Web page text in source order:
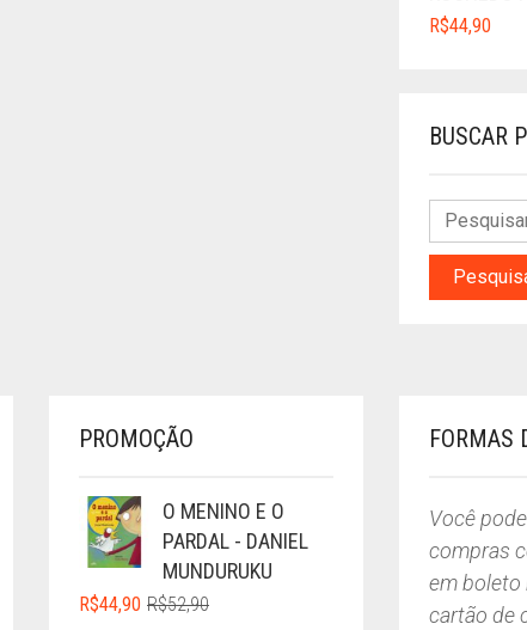
R$44,90
BUSCAR
PROMOÇÃO
O MENINO E O
PARDAL - DANIEL
MUNDURUKU
R$52,90O
R$44,90
O
FORMAS
Você
compras
em boleto
cartão de